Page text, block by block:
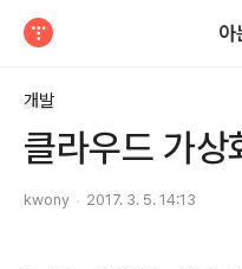
아
개발
클라우드 가
kwony 2017. 3. 5. 14:13